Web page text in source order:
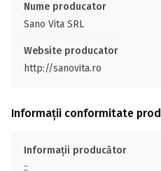
Nume producator
Sano Vita SRL
Website producator
http://sanovita.ro
Informații conformitate
Informații producător
;;